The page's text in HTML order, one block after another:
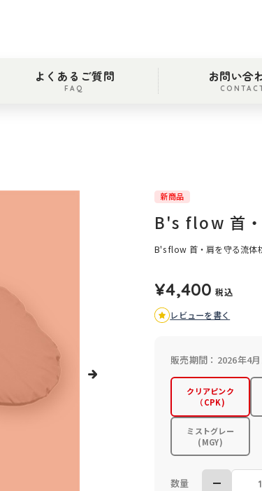
よくあるご質問
FAQ
お問い合
新商品
B's flow 首・
B's flow 首・肩を守る流体
¥4,400 税込
レビューを書く
販売期間：2026年4
クリアピンク
（CPK)
ミストグレー
(MGY)
数量